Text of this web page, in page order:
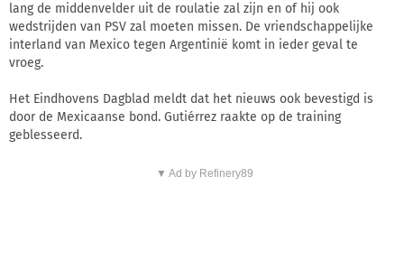
lang de middenvelder uit de roulatie zal zijn en of hij ook
wedstrijden van PSV zal moeten missen. De vriendschappelijke
interland van Mexico tegen Argentinië komt in ieder geval te
vroeg.
Het Eindhovens Dagblad meldt dat het nieuws ook bevestigd is
door de Mexicaanse bond. Gutiérrez raakte op de training
geblesseerd.
▼ Ad by Refinery89